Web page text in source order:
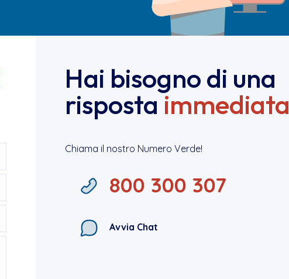
Hai bisogno di una
rispostaimmediata
Chiama il nostro Numero Verde!
800 300 307
Avvia Chat